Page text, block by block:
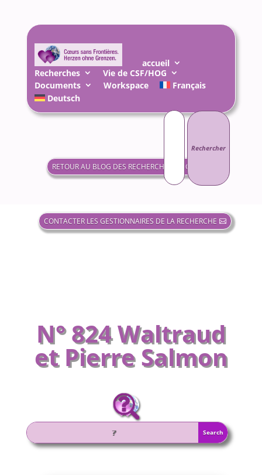
accueil
Recherches
Vie de CSF/HOG
Documents
Workspace
Français
Deutsch
Rechercher :
RETOUR AU BLOG DES RECHERCHES EN COURS
CONTACTER LES GESTIONNAIRES DE LA RECHERCHE
N° 824 Waltraud
et Pierre Salmon